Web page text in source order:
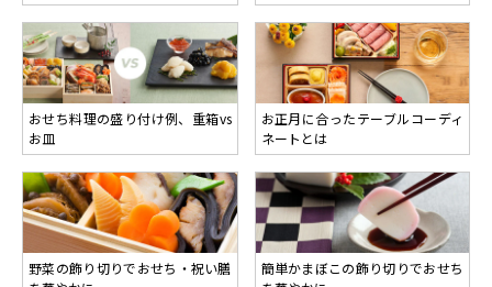
おせち料理の盛り付け例、重箱vs
お皿
お正月に合ったテーブルコーディ
ネートとは
野菜の飾り切りでおせち・祝い膳
簡単かまぼこの飾り切りでおせち